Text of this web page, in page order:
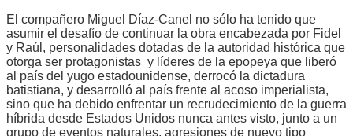
El compañero Miguel Díaz-Canel no sólo ha tenido que
asumir el desafío de continuar la obra encabezada por Fidel
y Raúl, personalidades dotadas de la autoridad histórica que
otorga ser protagonistas y líderes de la epopeya que liberó
al país del yugo estadounidense, derrocó la dictadura
batistiana, y desarrolló al país frente al acoso imperialista,
sino que ha debido enfrentar un recrudecimiento de la guerra
híbrida desde Estados Unidos nunca antes visto, junto a un
grupo de eventos naturales, agresiones de nuevo tipo